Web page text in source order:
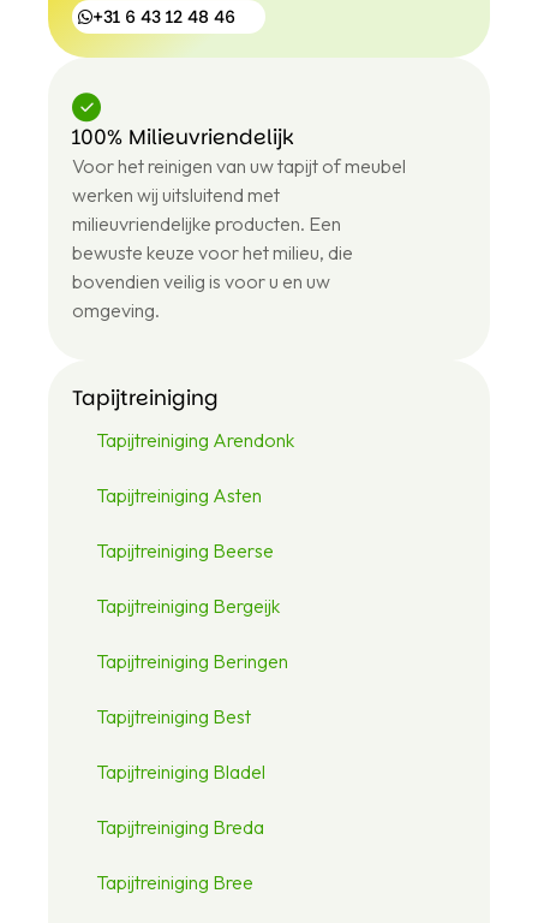
+31 6 43 12 48 46
+31
6
43
12
48
46
100% Milieuvriendelijk
Voor het reinigen van uw tapijt of meubel
werken wij uitsluitend met
milieuvriendelijke producten. Een
bewuste keuze voor het milieu, die
bovendien veilig is voor u en uw
omgeving.
Tapijtreiniging
Tapijtreiniging Arendonk
Tapijtreiniging Asten
Tapijtreiniging Beerse
Tapijtreiniging Bergeijk
Tapijtreiniging Beringen
Tapijtreiniging Best
Tapijtreiniging Bladel
Tapijtreiniging Breda
Tapijtreiniging Bree